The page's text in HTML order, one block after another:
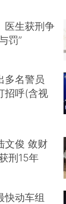
医生获刑争
罚”
多名警员
招呼(含视
文俊 敛财
刑15年
快动车组